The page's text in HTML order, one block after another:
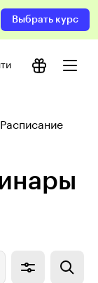
Выбрать курс
Расписание